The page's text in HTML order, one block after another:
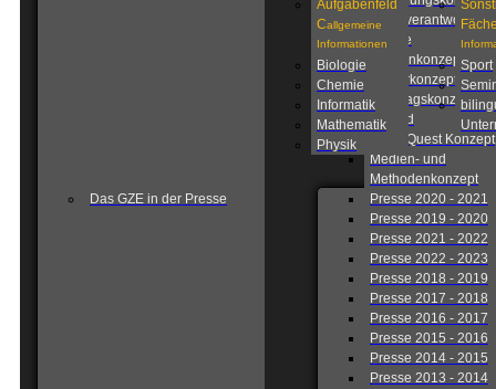
Eigenverantwortliche
Schule
Fahrtenkonzept
Förderkonzept
Ganztagskonzept
Leitbild
Lions Quest Konzept
Medien- und
Methodenkonzept
Das GZE in der Presse
Presse 2020 - 2021
Presse 2019 - 2020
Presse 2021 - 2022
Presse 2022 - 2023
Presse 2018 - 2019
Presse 2017 - 2018
Presse 2016 - 2017
Presse 2015 - 2016
Presse 2014 - 2015
Presse 2013 - 2014
Aufgabenfeld
Callgemeine
Informationen
Biologie
Chemie
Informatik
Mathematik
Physik
Sport